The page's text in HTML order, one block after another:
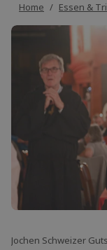
Home / Essen &
Jochen Schweizer